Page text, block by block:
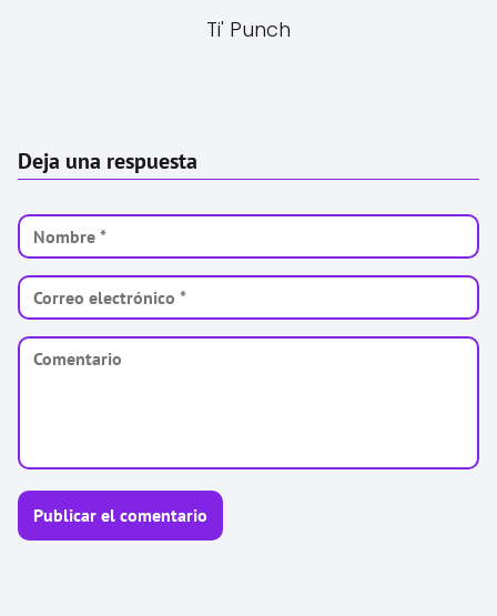
Ti' Punch
Deja una respuesta